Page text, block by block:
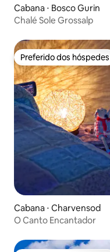
Cabana ⋅ Bosco Gurin
Chalé Sole Grossalp
Preferido dos hóspedes
Preferido dos hóspedes
Cabana ⋅ Charvensod
O Canto Encantador